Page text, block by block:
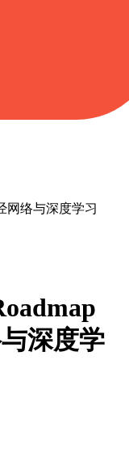
网络与深度学习
深度学